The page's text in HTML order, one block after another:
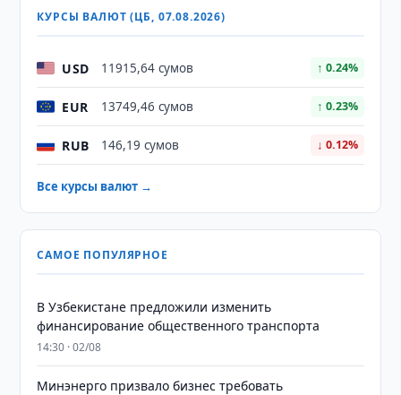
КУРСЫ ВАЛЮТ (ЦБ, 07.08.2026)
USD 11915,64 сумов ↑ 0.24%
EUR 13749,46 сумов ↑ 0.23%
RUB 146,19 сумов ↓ 0.12%
Все курсы валют →
САМОЕ ПОПУЛЯРНОЕ
В Узбекистане предложили изменить
финансирование общественного транспорта
14:30 · 02/08
Минэнерго призвало бизнес требовать